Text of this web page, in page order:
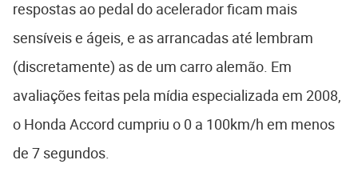
respostas ao pedal do acelerador ficam mais
sensíveis e ágeis, e as arrancadas até lembram
(discretamente) as de um carro alemão. Em
avaliações feitas pela mídia especializada em 2008,
o Honda Accord cumpriu o 0 a 100km/h em menos
de 7 segundos.